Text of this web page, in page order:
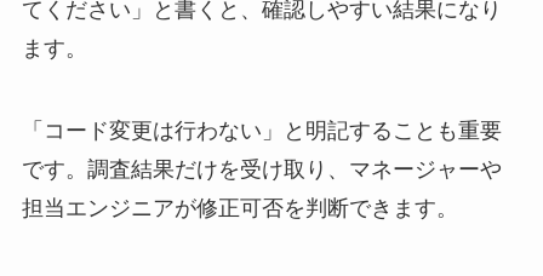
てください」と書くと、確認しやすい結果になり
ます。
「コード変更は行わない」と明記することも重要
です。調査結果だけを受け取り、マネージャーや
担当エンジニアが修正可否を判断できます。